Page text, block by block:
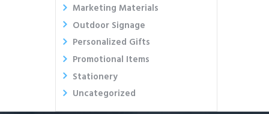
Marketing Materials
Outdoor Signage
Personalized Gifts
Promotional Items
Stationery
Uncategorized